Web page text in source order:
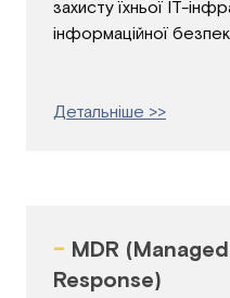
захисту їхньої ІТ-
інформаційної
Детальніше >>
- MDR
Response)